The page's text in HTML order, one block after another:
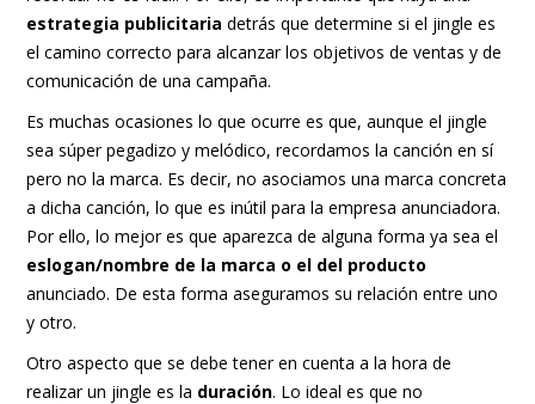
estrategia publicitaria detrás que determine si el jingle es
el camino correcto para alcanzar los objetivos de ventas y de
comunicación de una campaña.
Es muchas ocasiones lo que ocurre es que, aunque el jingle
sea súper pegadizo y melódico, recordamos la canción en sí
pero no la marca. Es decir, no asociamos una marca concreta
a dicha canción, lo que es inútil para la empresa anunciadora.
Por ello, lo mejor es que aparezca de alguna forma ya sea el
eslogan/nombre de la marca o el del producto
anunciado. De esta forma aseguramos su relación entre uno
y otro.
Otro aspecto que se debe tener en cuenta a la hora de
realizar un jingle es la duración. Lo ideal es que no